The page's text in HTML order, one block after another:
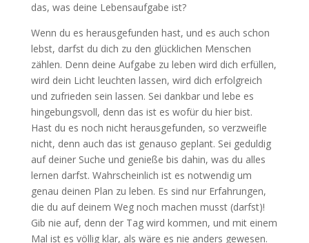
das, was deine Lebensaufgabe ist?
Wenn du es herausgefunden hast, und es auch schon
lebst, darfst du dich zu den glücklichen Menschen
zählen. Denn deine Aufgabe zu leben wird dich erfüllen,
wird dein Licht leuchten lassen, wird dich erfolgreich
und zufrieden sein lassen. Sei dankbar und lebe es
hingebungsvoll, denn das ist es wofür du hier bist.
Hast du es noch nicht herausgefunden, so verzweifle
nicht, denn auch das ist genauso geplant. Sei geduldig
auf deiner Suche und genieße bis dahin, was du alles
lernen darfst. Wahrscheinlich ist es notwendig um
genau deinen Plan zu leben. Es sind nur Erfahrungen,
die du auf deinem Weg noch machen musst (darfst)!
Gib nie auf, denn der Tag wird kommen, und mit einem
Mal ist es völlig klar, als wäre es nie anders gewesen.